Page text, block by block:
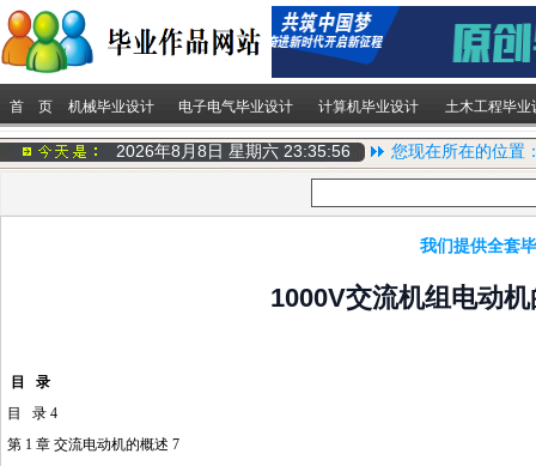
首 页 机械毕业设计 电子电气毕业设计 计算机毕业设计 土木工程毕业
2026年8月8日 星期六 23:35:56 您现在所在的位置
我们提供全套
1000V交流机组电动
目 录
目 录 4
第 1 章 交流电动机的概述 7